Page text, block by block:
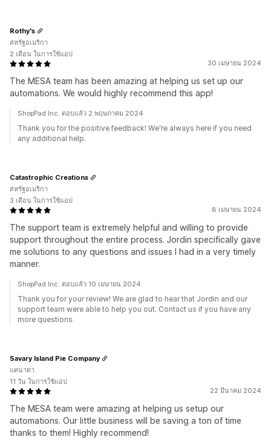
30 เมษายน 2024
The MESA team has been amazing at helping us set up our
automations. We would highly recommend this app!
Rothy's
สหรัฐอเมริกา
2 เดือน ในการใช้แอป
ShopPad Inc. ตอบแล้ว 2 พฤษภาคม 2024
Thank you for the positive feedback! We're always here if you need
any additional help.
8 เมษายน 2024
The support team is extremely helpful and willing to provide
support throughout the entire process. Jordin specifically gave
me solutions to any questions and issues I had in a very timely
manner.
Catastrophic Creations
สหรัฐอเมริกา
3 เดือน ในการใช้แอป
ShopPad Inc. ตอบแล้ว 10 เมษายน 2024
Thank you for your review! We are glad to hear that Jordin and our
support team were able to help you out. Contact us if you have any
more questions.
22 มีนาคม 2024
The MESA team were amazing at helping us setup our
automations. Our little business will be saving a ton of time
thanks to them! Highly recommend!
Savary Island Pie Company
แคนาดา
11 วัน ในการใช้แอป